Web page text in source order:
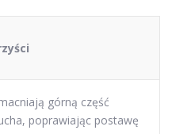
górną część
poprawiając postawę